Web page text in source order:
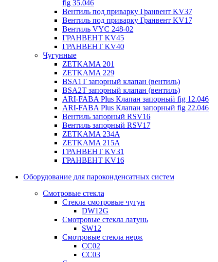
fig 35.046
Вентиль под приварку Гранвент KV37
Вентиль под приварку Гранвент KV17
Вентиль VYC 248-02
ГРАНВЕНТ KV45
ГРАНВЕНТ KV40
Чугунные
ZETKAMA 201
ZETKAMA 229
BSA1T запорный клапан (вентиль)
BSA2T запорный клапан (вентиль)
ARI-FABA Plus Клапан запорный fig 12.046
ARI-FABA Plus Клапан запорный fig 22.046
Вентиль запорный RSV16
Вентиль запорный RSV17
ZETKAMA 234A
ZETKAMA 215A
ГРАНВЕНТ KV31
ГРАНВЕНТ KV16
Оборудование для пароконденсатных систем
Смотровые стекла
Стекла смотровые чугун
DW12G
Смотровые стекла латунь
SW12
Смотровые стекла нерж
СС02
СС03